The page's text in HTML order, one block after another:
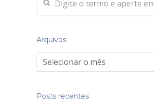
Arquivos
Arquivos
Posts recentes